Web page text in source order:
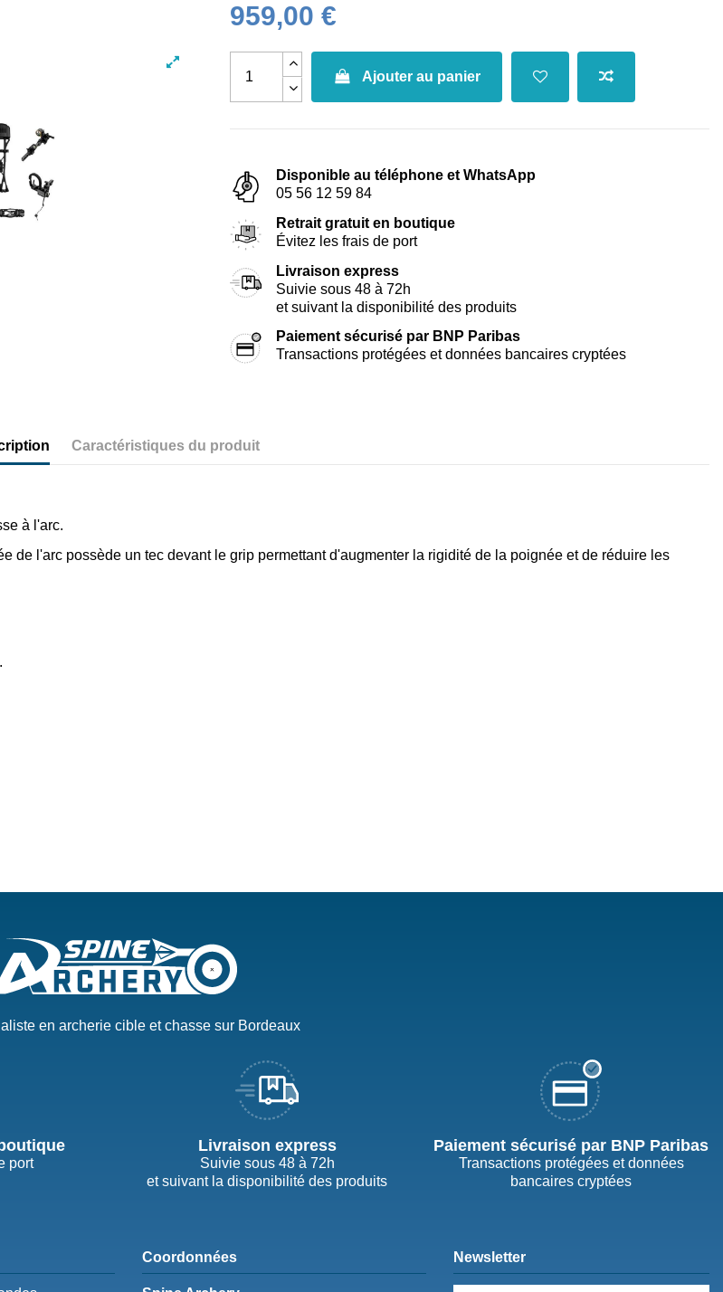
959,00 €
Ajouter au panier
Disponible au téléphone et WhatsApp
05 56 12 59 84
Retrait gratuit en boutique
Évitez les frais de port
Livraison express
Suivie sous 48 à 72h
et suivant la disponibilité des produits
Paiement sécurisé par BNP Paribas
Transactions protégées et données bancaires cryptées
Caractéristiques du produit
à l'arc.
de l'arc possède un tec devant le grip permettant d'augmenter la rigidité de la poignée et de réduire les
en archerie cible et chasse sur Bordeaux
port
Livraison express
Suivie sous 48 à 72h
et suivant la disponibilité des produits
Paiement sécurisé par BNP Paribas
Transactions protégées et données
bancaires cryptées
Coordonnées Newsletter